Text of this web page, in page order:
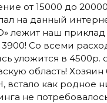
от 15000 до
на данный
лежит наш приклад
Со всеми
уложится в 4500р.
область! Хозяин
как родное
не